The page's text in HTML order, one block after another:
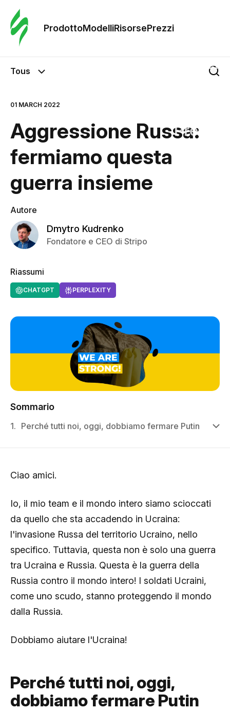
ProdottoModelliRisorsePrezzi
Modelli
Prezzi
Tous
01 MARCH 2022
Aggressione Russa:
fermiamo questa
guerra insieme
Autore
Dmytro Kudrenko
Fondatore e CEO di Stripo
Riassumi
CHATGPT PERPLEXITY
Sommario
1. Perché tutti noi, oggi, dobbiamo fermare Putin
Ciao amici.
Io, il mio team e il mondo intero siamo scioccati
da quello che sta accadendo in Ucraina:
l'invasione Russa del territorio Ucraino, nello
specifico. Tuttavia, questa non è solo una guerra
tra Ucraina e Russia. Questa è la guerra della
Russia contro il mondo intero! I soldati Ucraini,
come uno scudo, stanno proteggendo il mondo
dalla Russia.
Dobbiamo aiutare l'Ucraina!
Perché tutti noi, oggi,
dobbiamo fermare Putin